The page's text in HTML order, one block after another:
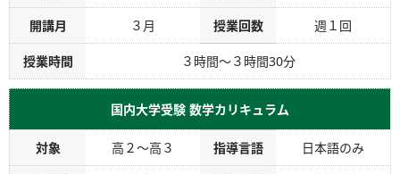
開講月 ３月 授業回数 週１回
授業時間 ３時間～３時間30分
国内大学受験 数学カリキュラム
対象 高２～高３ 指導言語 日本語のみ